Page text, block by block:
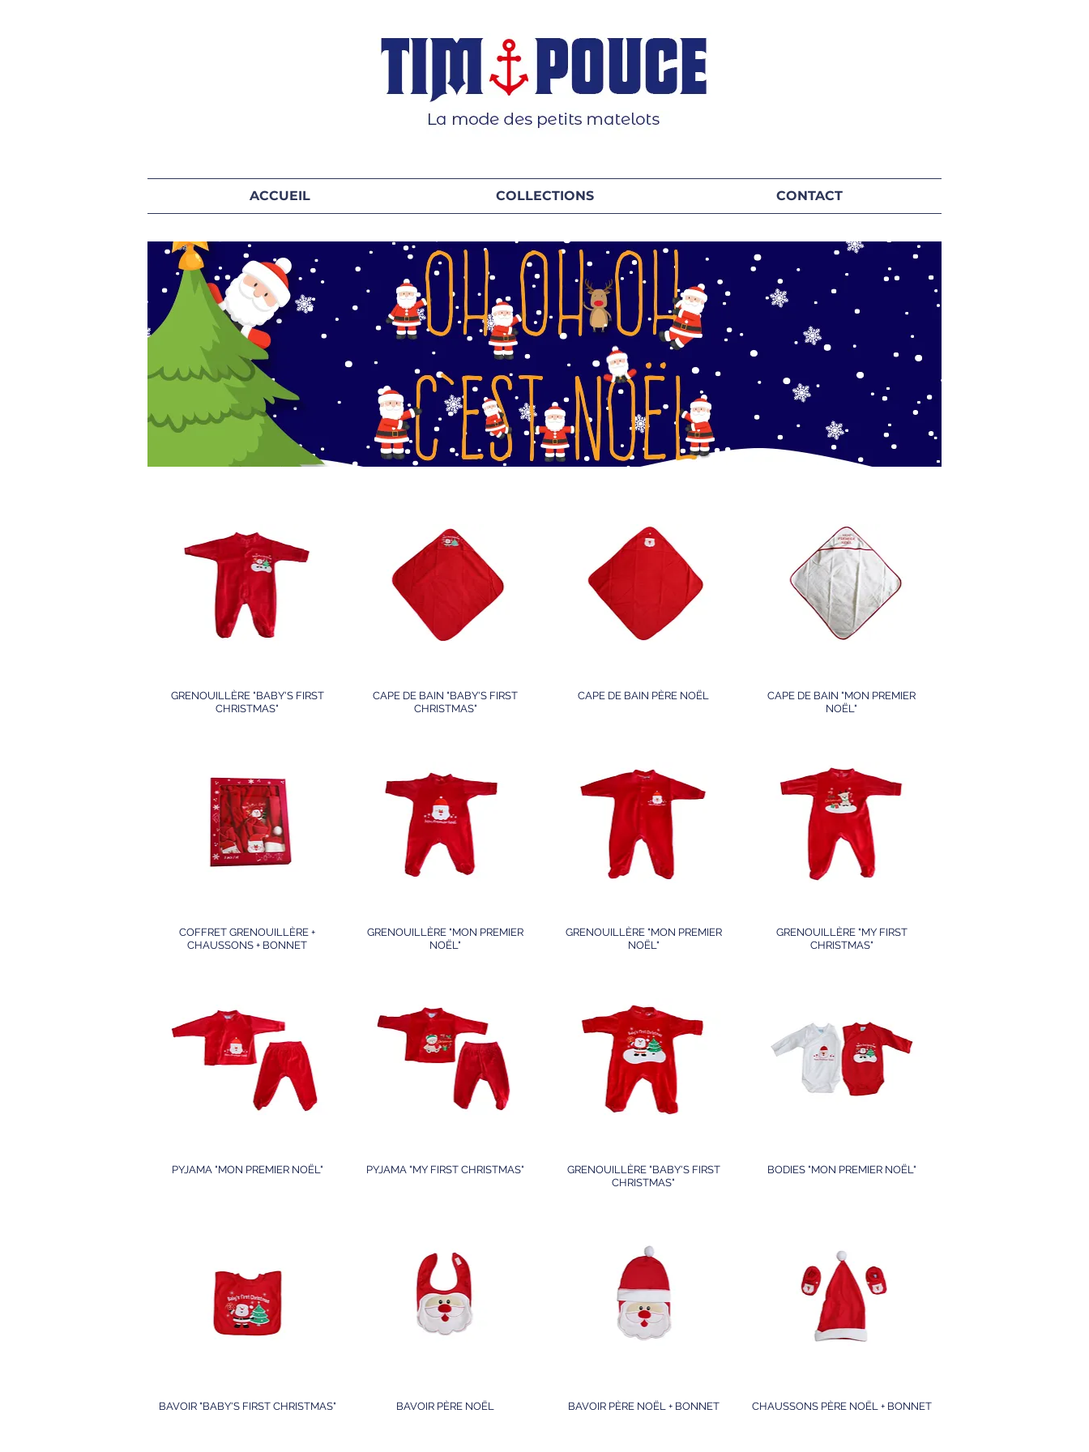
ACCUEIL COLLECTIONS CONTACT
GRENOUILLÈRE "BABY'S FIRST
CHRISTMAS"
CAPE DE BAIN "BABY'S FIRST
CHRISTMAS"
CAPE DE BAIN PÈRE NOËL
CAPE DE BAIN "MON PREMIER
NOËL"
COFFRET GRENOUILLÈRE +
CHAUSSONS + BONNET
GRENOUILLÈRE "MON PREMIER
NOËL"
GRENOUILLÈRE "MON PREMIER
NOËL"
GRENOUILLÈRE "MY FIRST
CHRISTMAS"
PYJAMA "MON PREMIER NOËL" PYJAMA "MY FIRST CHRISTMAS"
GRENOUILLÈRE "BABY'S FIRST
CHRISTMAS"
BODIES "MON PREMIER NOËL"
BAVOIR "BABY'S FIRST CHRISTMAS" BAVOIR PÈRE NOËL BAVOIR PÈRE NOËL + BONNET CHAUSSONS PÈRE NOËL + BONNET